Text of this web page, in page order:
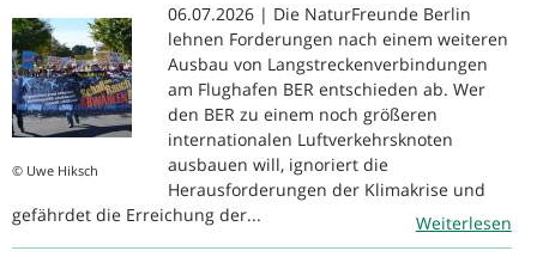
© Uwe Hiksch
06.07.2026 | Die NaturFreunde Berlin
lehnen Forderungen nach einem weiteren
Ausbau von Langstreckenverbindungen
am Flughafen BER entschieden ab. Wer
den BER zu einem noch größeren
internationalen Luftverkehrsknoten
ausbauen will, ignoriert die
Herausforderungen der Klimakrise und
gefährdet die Erreichung der...
Weiterlesen